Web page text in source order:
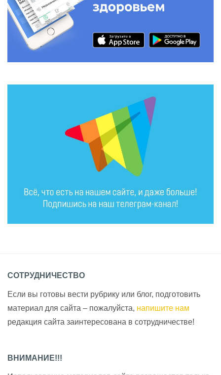
СОТРУДНИЧЕСТВО
Если вы готовы вести рубрику или блог, подготовить
материал для сайта – пожалуйста, напишите нам
редакция сайта заинтересована в сотрудничестве!
ВНИМАНИЕ!!!